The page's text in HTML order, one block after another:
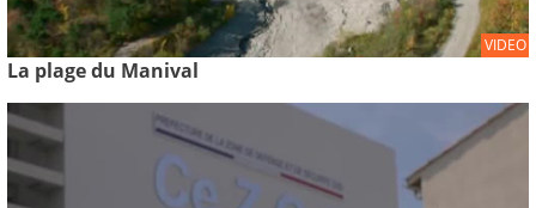
VIDEO
La plage du Manival